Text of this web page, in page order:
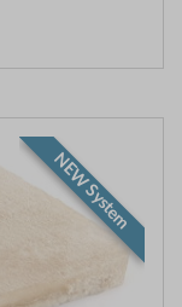
NEW System